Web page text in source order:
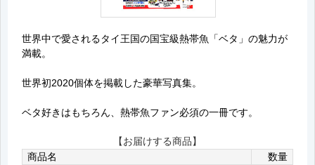
世界中で愛されるタイ王国の国宝級熱帯魚「ベタ」の魅力が
満載。
世界初2020個体を掲載した豪華写真集。
ベタ好きはもちろん、熱帯魚ファン必須の一冊です。
【お届けする商品】
商品名
数量